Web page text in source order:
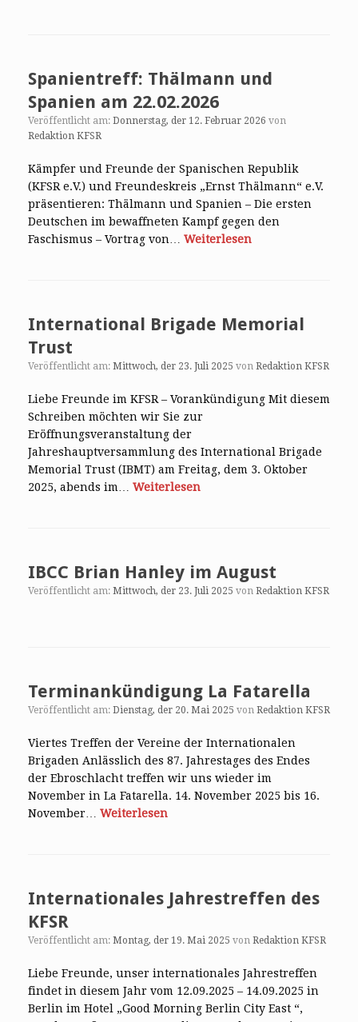
Spanientreff: Thälmann und
Spanien am 22.02.2026
Veröffentlicht am: Donnerstag, der 12. Februar 2026 von
Redaktion KFSR
Kämpfer und Freunde der Spanischen Republik
(KFSR e.V.) und Freundeskreis „Ernst Thälmann“ e.V.
präsentieren: Thälmann und Spanien – Die ersten
Deutschen im bewaffneten Kampf gegen den
Faschismus – Vortrag von… Weiterlesen
International Brigade Memorial
Trust
Veröffentlicht am: Mittwoch, der 23. Juli 2025 von Redaktion KFSR
Liebe Freunde im KFSR – Vorankündigung Mit diesem
Schreiben möchten wir Sie zur
Eröffnungsveranstaltung der
Jahreshauptversammlung des International Brigade
Memorial Trust (IBMT) am Freitag, dem 3. Oktober
2025, abends im… Weiterlesen
IBCC Brian Hanley im August
Veröffentlicht am: Mittwoch, der 23. Juli 2025 von Redaktion KFSR
Terminankündigung La Fatarella
Veröffentlicht am: Dienstag, der 20. Mai 2025 von Redaktion KFSR
Viertes Treffen der Vereine der Internationalen
Brigaden Anlässlich des 87. Jahrestages des Endes
der Ebroschlacht treffen wir uns wieder im
November in La Fatarella. 14. November 2025 bis 16.
November… Weiterlesen
Internationales Jahrestreffen des
KFSR
Veröffentlicht am: Montag, der 19. Mai 2025 von Redaktion KFSR
Liebe Freunde, unser internationales Jahrestreffen
findet in diesem Jahr vom 12.09.2025 – 14.09.2025 in
Berlin im Hotel „Good Morning Berlin City East “,